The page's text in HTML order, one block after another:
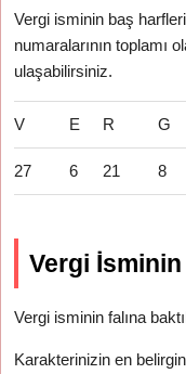
Vergi isminin baş
numaralarının toplamı
ulaşabilirsiniz.
V E R G
27 6 21 8
Vergi İsminin
Vergi isminin falına
Karakterinizin en